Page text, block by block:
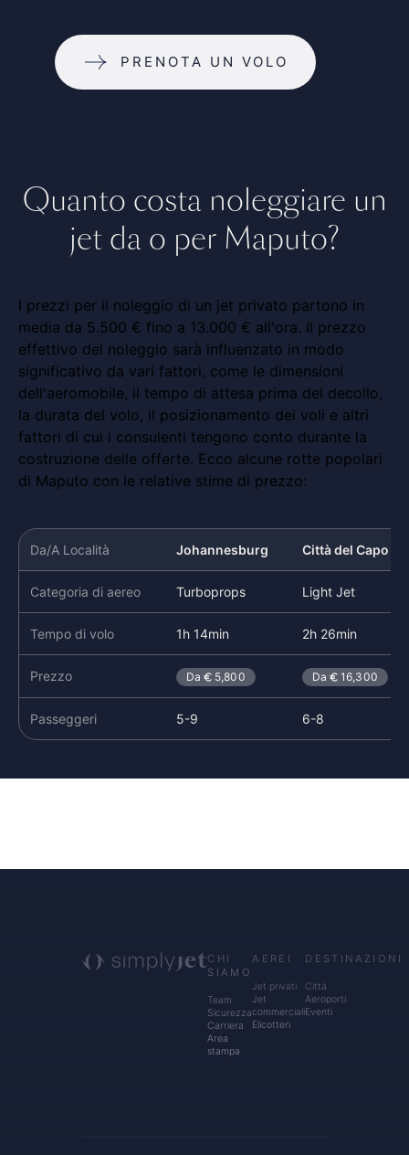
PRENOTA UN VOLO
Quanto costa noleggiare un
jet da o per Maputo?
I prezzi per il noleggio di un jet privato partono in
media da 5.500 € fino a 13.000 € all'ora. Il prezzo
effettivo del noleggio sarà influenzato in modo
significativo da vari fattori, come le dimensioni
dell'aeromobile, il tempo di attesa prima del decollo,
la durata del volo, il posizionamento dei voli e altri
fattori di cui i consulenti tengono conto durante la
costruzione delle offerte. Ecco alcune rotte popolari
di Maputo con le relative stime di prezzo:
Da/A Località Johannesburg Città del Capo
Categoria di aereo Turboprops Light Jet
Tempo di volo 1h 14min 2h 26min
Prezzo Da 5,800 Da 16,300
Passeggeri 5-9 6-8
CHI
SIAMO
Team
Sicurezza
Carriera
Area
stampa
AEREI
Jet privati
Jet
commerciali
Elicotteri
DESTINAZIONI
Città
Aeroporti
Eventi